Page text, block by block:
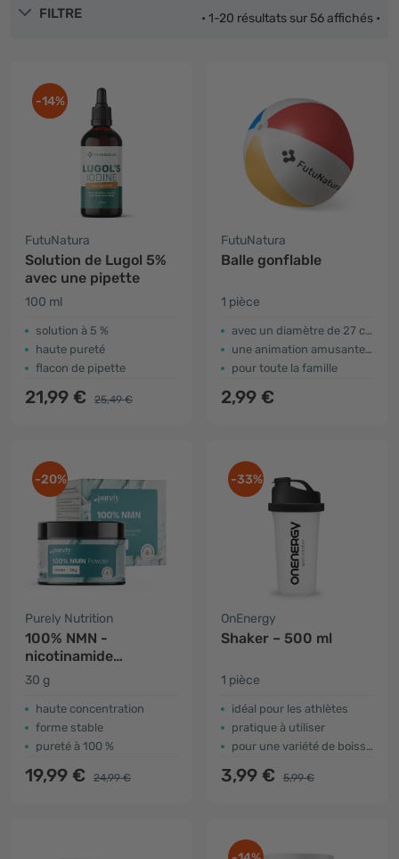
FILTRE • 1-20 résultats sur 56 affichés •
-14%
FutuNatura
Solution de Lugol 5%
avec une pipette
100 ml
solution à 5 %
haute pureté
flacon de pipette
21,99 € 25,49 €
FutuNatura
Balle gonflable
1 pièce
avec un diamètre de 27 cm
une animation amusante sur la plage
pour toute la famille
2,99 €
-20%
Purely Nutrition
100% NMN -
nicotinamide
mononucléotide
30 g
haute concentration
forme stable
pureté à 100 %
19,99 € 24,99 €
-33%
OnEnergy
Shaker – 500 ml
1 pièce
idéal pour les athlètes
pratique à utiliser
pour une variété de boissons
3,99 € 5,99 €